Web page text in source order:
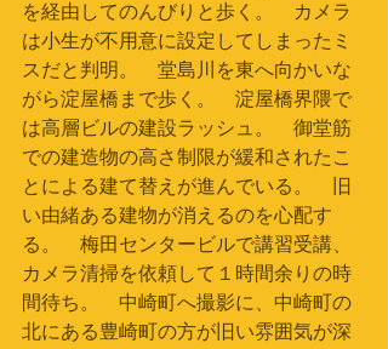
を経由してのんびりと歩く。　カメラ
は小生が不用意に設定してしまったミ
スだと判明。　堂島川を東へ向かいな
がら淀屋橋まで歩く。　淀屋橋界隈で
は高層ビルの建設ラッシュ。　御堂筋
での建造物の高さ制限が緩和されたこ
とによる建て替えが進んでいる。　旧
い由緒ある建物が消えるのを心配す
る。　梅田センタービルで講習受講、
カメラ清掃を依頼して１時間余りの時
間待ち。　中崎町へ撮影に、中崎町の
北にある豊崎町の方が旧い雰囲気が深